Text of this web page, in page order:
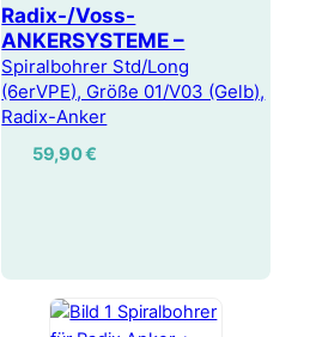
Radix-/Voss-
ANKERSYSTEME –
Spiralbohrer Std/Long
(6erVPE), Größe 01/V03 (Gelb),
Radix-Anker
59,90€